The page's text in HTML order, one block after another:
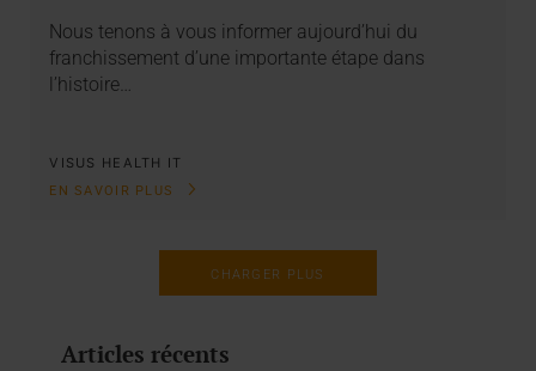
Nous tenons à vous informer aujourd’hui du
franchissement d’une importante étape dans
l’histoire…
VISUS HEALTH IT
EN SAVOIR PLUS
CHARGER PLUS
Articles récents